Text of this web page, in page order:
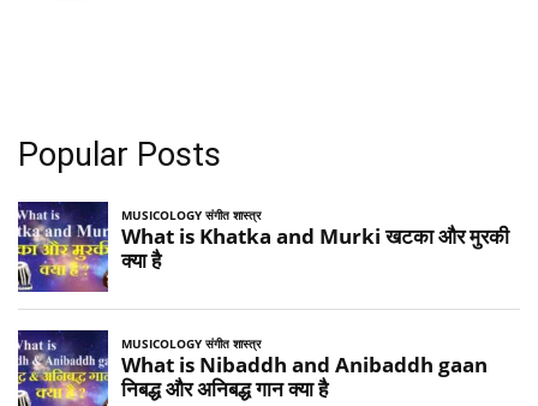
Popular Posts